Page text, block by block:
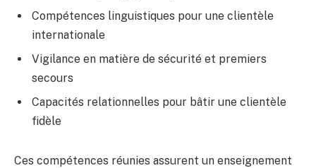
Compétences linguistiques pour une clientèle
internationale
Vigilance en matière de sécurité et premiers
secours
Capacités relationnelles pour bâtir une clientèle
fidèle
Ces compétences réunies assurent un enseignement